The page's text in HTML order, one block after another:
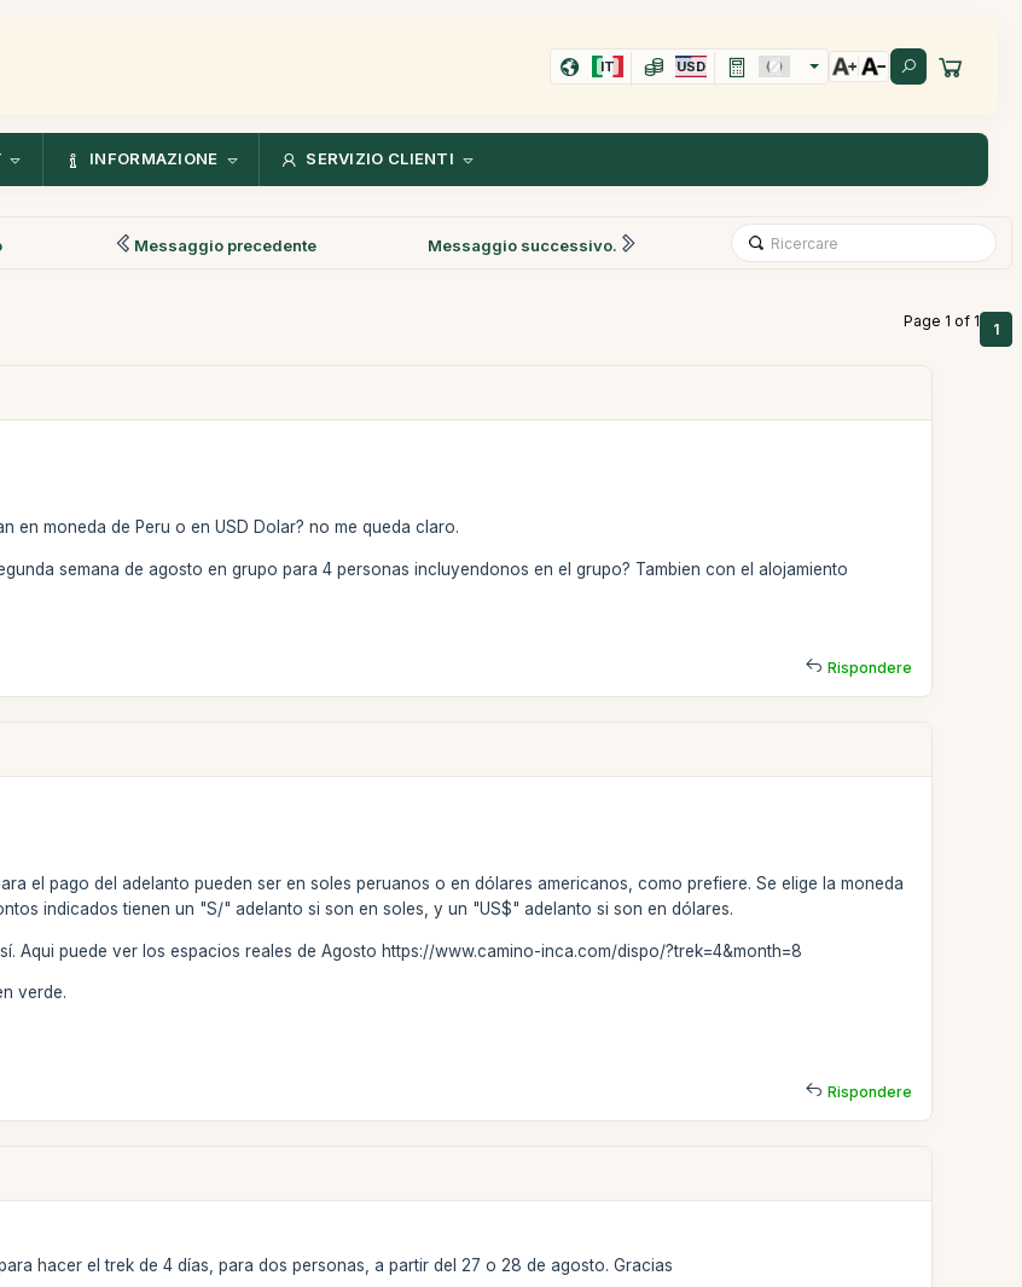
IT USD
INFORMAZIONE SERVIZIO CLIENTI
Messaggio precedente Messaggio successivo.
Page 1 of 1 1
en moneda de Peru o en USD Dolar? no me queda claro.
semana de agosto en grupo para 4 personas incluyendonos en el grupo? Tambien con el alojamiento
Rispondere
el pago del adelanto pueden ser en soles peruanos o en dólares americanos, como prefiere. Se elige la moneda
indicados tienen un "S/" adelanto si son en soles, y un "US$" adelanto si son en dólares.
Aqui puede ver los espacios reales de Agosto https://www.camino-inca.com/dispo/?trek=4&month=8
verde.
Rispondere
hacer el trek de 4 días, para dos personas, a partir del 27 o 28 de agosto. Gracias